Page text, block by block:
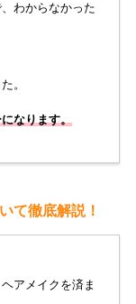
わからなかった
。
なります。
て徹底解説！
アメイクを済ま